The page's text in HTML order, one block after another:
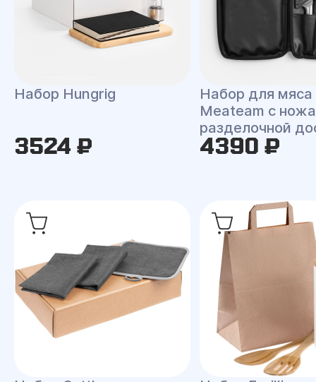
Набор Hungrig
3524 ₽
Набор для мяса
Meateam с
разделочной
4390 ₽